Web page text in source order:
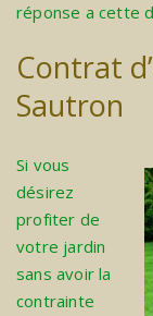
réponse a cette
Contrat
Sautron
Si vous
désirez
profiter de
votre jardin
sans avoir la
contrainte